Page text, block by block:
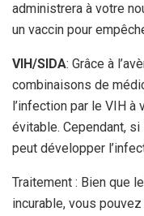
administrera à votre
un vaccin pour
VIH/SIDA: Grâce à
combinaisons de
l’infection par le VIH
évitable. Cependant,
peut développer
Traitement : Bien que
incurable, vous